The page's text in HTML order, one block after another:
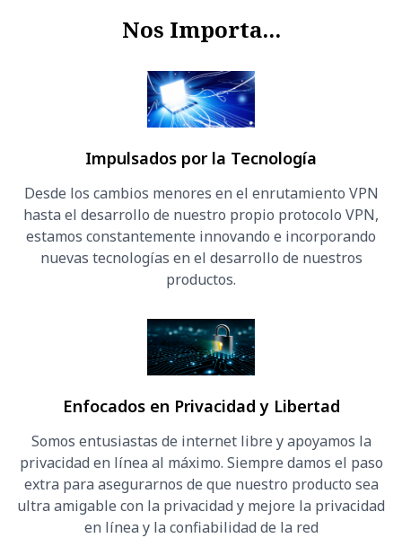
Nos Importa...
Impulsados por la Tecnología
Desde los cambios menores en el enrutamiento VPN
hasta el desarrollo de nuestro propio protocolo VPN,
estamos constantemente innovando e incorporando
nuevas tecnologías en el desarrollo de nuestros
productos.
Enfocados en Privacidad y Libertad
Somos entusiastas de internet libre y apoyamos la
privacidad en línea al máximo. Siempre damos el paso
extra para asegurarnos de que nuestro producto sea
ultra amigable con la privacidad y mejore la privacidad
en línea y la confiabilidad de la red